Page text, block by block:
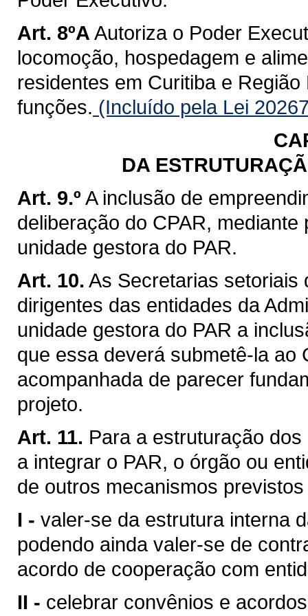
Art. 8ºA Autoriza o Poder
locomoção, hospedagem e
residentes em Curitiba e
funções. (Incluído pela Lei
DA
Art. 9.º A inclusão de
deliberação do CPAR,
unidade gestora do PAR.
Art. 10. As Secretarias setoriais
dirigentes das entidades da
unidade gestora do PAR a
que essa deverá submetê-la ao
acompanhada de parecer
projeto.
Art. 11. Para a estruturação
a integrar o PAR, o órgão ou
de outros mecanismos
I - valer-se da estrutura interna
podendo ainda valer-se de
acordo de cooperação com
II - celebrar convênios e